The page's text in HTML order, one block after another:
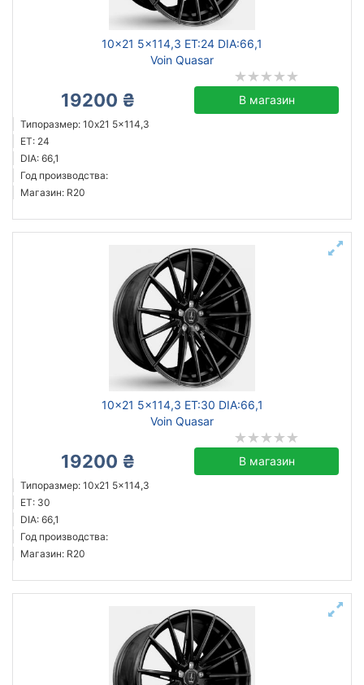
10x21 5x114,3 ET:24 DIA:66,1
Voin Quasar
19200 ₴ В магазин
Типоразмер: 10x21 5x114,3
ET: 24
DIA: 66,1
Год производства:
Магазин: R20
10x21 5x114,3 ET:30 DIA:66,1
Voin Quasar
19200 ₴ В магазин
Типоразмер: 10x21 5x114,3
ET: 30
DIA: 66,1
Год производства:
Магазин: R20